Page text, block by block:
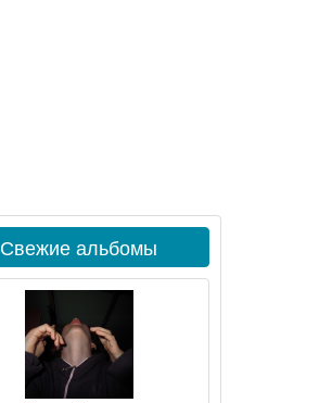
Свежие альбомы